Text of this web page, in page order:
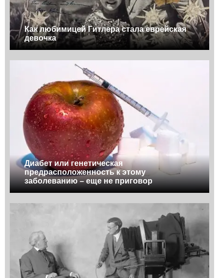
Как любимицей Гитлера стала еврейская
девочка
Диабет или генетическая
предрасположенность к этому
заболеванию – еще не приговор